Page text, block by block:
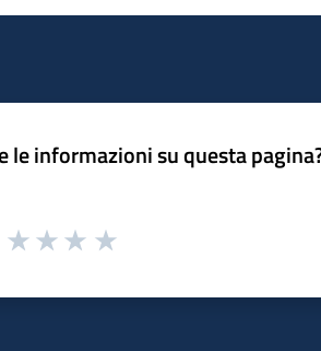
le informazioni su questa